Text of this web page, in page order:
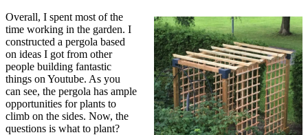
Overall, I spent most of the
time working in the garden. I
constructed a pergola based
on ideas I got from other
people building fantastic
things on Youtube. As you
can see, the pergola has ample
opportunities for plants to
climb on the sides. Now, the
questions is what to plant?